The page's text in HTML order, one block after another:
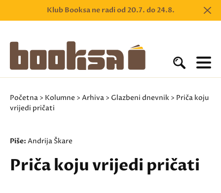
Klub Booksa ne radi od 20.7. do 24.8.
Početna > Kolumne > Arhiva > Glazbeni dnevnik > Priča koju
vrijedi pričati
Piše: Andrija Škare
Priča koju vrijedi pričati